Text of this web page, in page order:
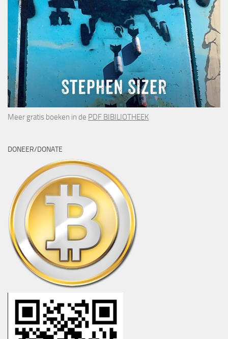
Meer gratis boeken in de PDF BIBILIOTHEEK
DONEER/DONATE